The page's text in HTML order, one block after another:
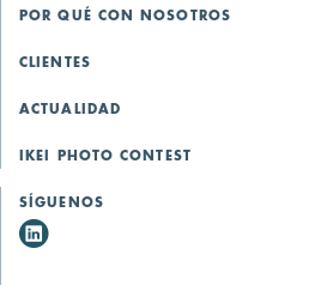
POR QUÉ CON NOSOTROS
CLIENTES
ACTUALIDAD
IKEI PHOTO CONTEST
SÍGUENOS